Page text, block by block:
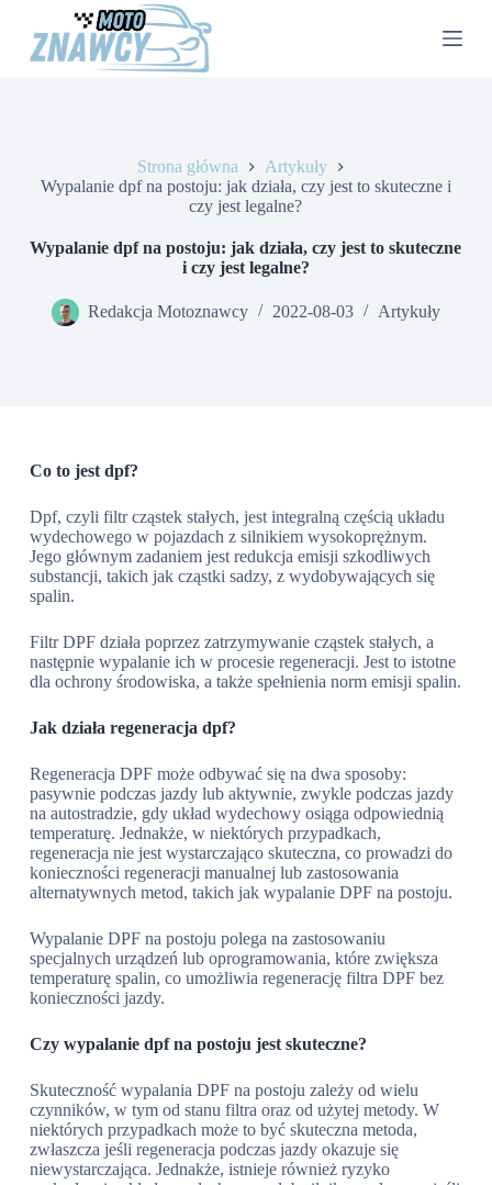
Strona główna
Artykuły
Wypalanie dpf na postoju: jak działa, czy jest to skuteczne i
czy jest legalne?
Wypalanie dpf na postoju: jak działa, czy jest to skuteczne
i czy jest legalne?
Redakcja Motoznawcy 2022-08-03 Artykuły
Co to jest dpf?
Dpf, czyli filtr cząstek stałych, jest integralną częścią układu
wydechowego w pojazdach z silnikiem wysokoprężnym.
Jego głównym zadaniem jest redukcja emisji szkodliwych
substancji, takich jak cząstki sadzy, z wydobywających się
spalin.
Filtr DPF działa poprzez zatrzymywanie cząstek stałych, a
następnie wypalanie ich w procesie regeneracji. Jest to istotne
dla ochrony środowiska, a także spełnienia norm emisji spalin.
Jak działa regeneracja dpf?
Regeneracja DPF może odbywać się na dwa sposoby:
pasywnie podczas jazdy lub aktywnie, zwykle podczas jazdy
na autostradzie, gdy układ wydechowy osiąga odpowiednią
temperaturę. Jednakże, w niektórych przypadkach,
regeneracja nie jest wystarczająco skuteczna, co prowadzi do
konieczności regeneracji manualnej lub zastosowania
alternatywnych metod, takich jak wypalanie DPF na postoju.
Wypalanie DPF na postoju polega na zastosowaniu
specjalnych urządzeń lub oprogramowania, które zwiększa
temperaturę spalin, co umożliwia regenerację filtra DPF bez
konieczności jazdy.
Czy wypalanie dpf na postoju jest skuteczne?
Skuteczność wypalania DPF na postoju zależy od wielu
czynników, w tym od stanu filtra oraz od użytej metody. W
niektórych przypadkach może to być skuteczna metoda,
zwłaszcza jeśli regeneracja podczas jazdy okazuje się
niewystarczająca. Jednakże, istnieje również ryzyko